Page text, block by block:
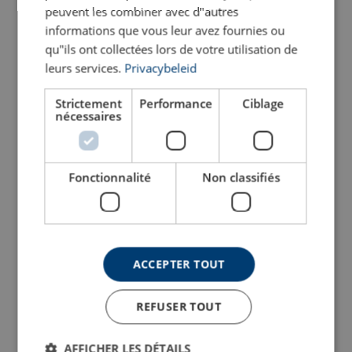
Assurance qualité :
Tests de type :
Traçabilité complète :
Inoffensif :
Certificats inclus :
Anneau de levage mâle
Voir le produit
Anneau de levage femelle
Voir le produit
Anneau de levage articulé
avec roulement à billes
Anneau à tréteau à vis
POWERTEX LPD
peuvent les combiner avec d"autres
informations que vous leur avez fournies ou
qu"ils ont collectées lors de votre utilisation de
leurs services. Privacybeleid
Strictement
nécessaires
Performance Ciblage
Fonctionnalité Non classifiés
ACCEPTER TOUT
REFUSER TOUT
AFFICHER LES DÉTAILS